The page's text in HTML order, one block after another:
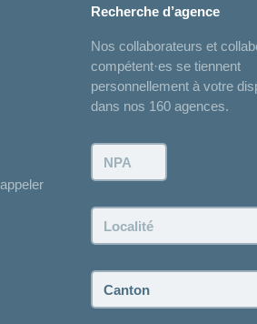
Recherche d’agence
Nos collaborateurs et
compétent·es se tiennent
personnellement à votre
dans nos 160 agences.
NPA:
Localité:
Canton: